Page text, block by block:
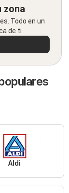
zona
Todo en un
de ti.
Aldi